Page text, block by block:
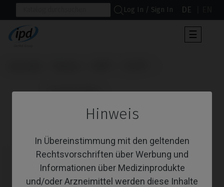
Hinweis
In Übereinstimmung mit den geltenden
Rechtsvorschriften über Werbung und
Informationen über Medizinprodukte
und/oder Arzneimittel werden diese Inhalte
Log In / Sign In DE
der
☰
                      Cerec® Ti-Base